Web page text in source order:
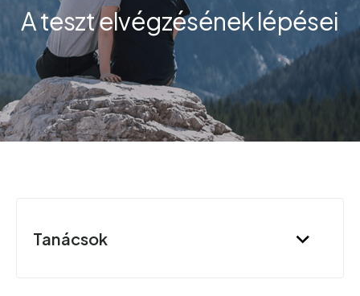
A teszt elvégzésének lépései
Tanácsok